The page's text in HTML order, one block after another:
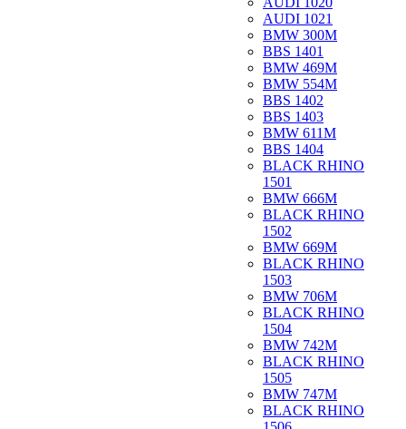
AUDI 1021
BMW 300M
BBS 1401
BMW 469M
BMW 554M
BBS 1402
BBS 1403
BMW 611M
BBS 1404
BLACK RHINO
1501
BMW 666M
BLACK RHINO
1502
BMW 669M
BLACK RHINO
1503
BMW 706M
BLACK RHINO
1504
BMW 742M
BLACK RHINO
1505
BMW 747M
BLACK RHINO